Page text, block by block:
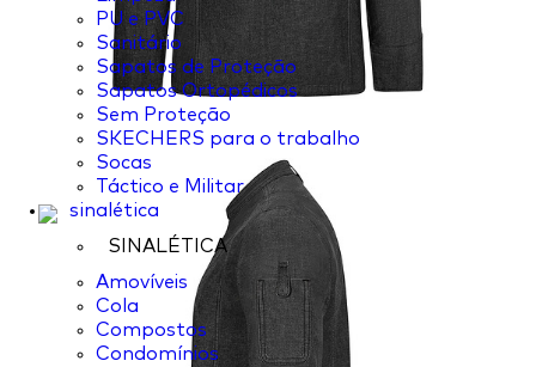
PU e PVC
Sanitário
Sapatos de Proteção
Sapatos Ortopédicos
Sem Proteção
SKECHERS para o trabalho
Socas
Táctico e Militar
sinalética
SINALÉTICA
Amovíveis
Cola
Compostos
Condomínios